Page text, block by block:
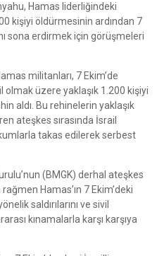
Hamas liderliğindeki
kişiyi öldürmesinin ardından 7
sona erdirmek için görüşmeleri
militanları, 7 Ekim’de
olmak üzere yaklaşık 1.200 kişiyi
aldı. Bu rehinelerin yaklaşık
ateşkes sırasında İsrail
takas edilerek serbest
(BMGK) derhal ateşkes
Hamas’ın 7 Ekim’deki
saldırılarını ve sivil
kınamalarla karşı karşıya